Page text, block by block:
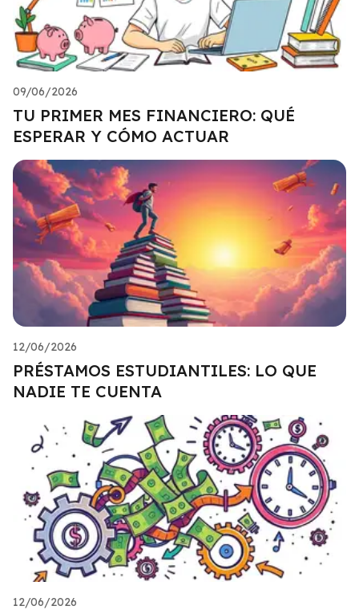
09/06/2026
TU PRIMER MES FINANCIERO: QUÉ
ESPERAR Y CÓMO ACTUAR
12/06/2026
PRÉSTAMOS ESTUDIANTILES: LO QUE
NADIE TE CUENTA
12/06/2026